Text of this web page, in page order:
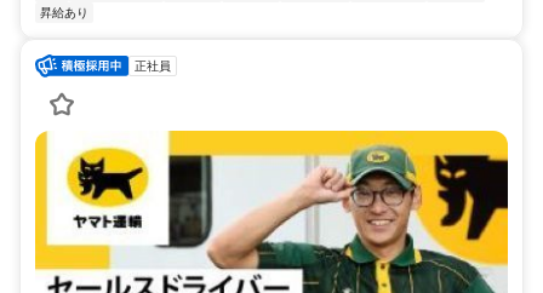
昇給あり
正社員